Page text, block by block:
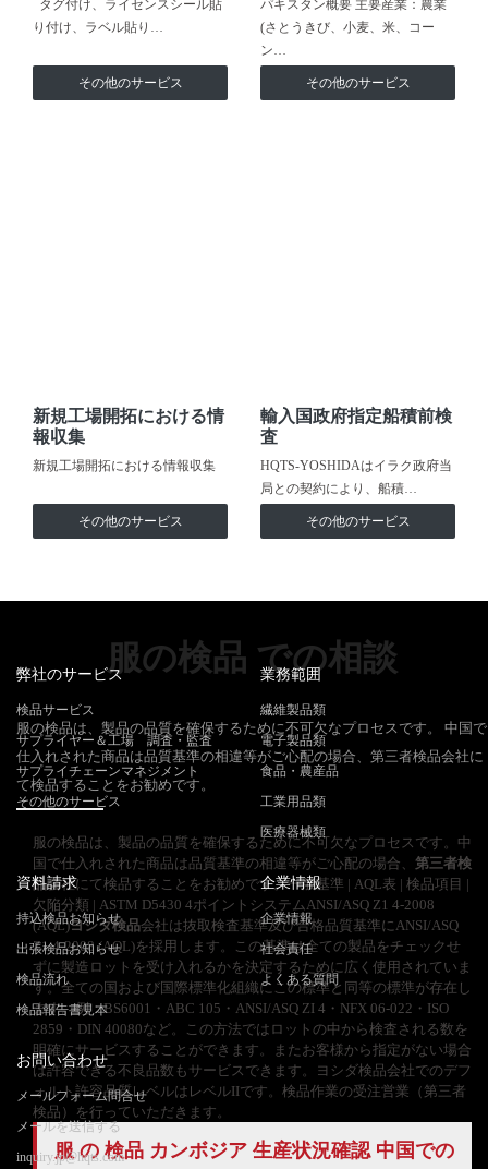
タグ付け、ライセンスシール貼
り付け、ラベル貼り…
その他のサービス
パキスタン概要 主要産業：農業
(さとうきび、小麦、米、コー
ン…
その他のサービス
新規工場開拓における情
報収集
新規工場開拓における情報収集
その他のサービス
輸入国政府指定船積前検
査
HQTS-YOSHIDAはイラク政府当
局との契約により、船積…
その他のサービス
服の検品 での相談
服の検品は、製品の品質を確保するために不可欠なプロセスです。 中国で
仕入れされた商品は品質基準の相違等がご心配の場合、第三者検品会社に
て検品することをお勧めです。
服の検品は、製品の品質を確保するために不可欠なプロセスです。中
国で仕入れされた商品は品質基準の相違等がご心配の場合、 第三者検
品会社にて検品することをお勧めです。一般基準 | AQL表 | 検品項目 |
欠陥分類 | ASTM D5430 4ポイントシステムANSI/ASQ Z1 4-2008
(AQL)ヨシダ検品会社は抜取検査基準及び合格品質基準にANSI/ASQ
Z1 4-2008 (AQL)を採用します。この基準は全ての製品をチェックせ
ずに製造ロットを受け入れるかを決定するために広く使用されていま
す。全ての国および国際標準化組織にこの標準と同等の標準が存在し
ます。例：BS6001・ABC 105・ANSI/ASQ ZI 4・NFX 06-022・ISO
2859・DIN 40080など。この方法ではロットの中から検査される数を
明確にサービスすることができます。またお客様から指定がない場合
は許容できる不良品数もサービスできます。ヨシダ検品会社でのデフ
ォルト許容品質レベルはレベルIIです。検品作業の受注営業（第三者
検品）を行っていただきます。
服 の 検品 カンボジア 生産状況確認 中国での
弊社のサービス
検品サービス
サプライヤー＆工場 調査・監査
サプライチェーンマネジメント
その他のサービス
業務範囲
繊維製品類
電子製品類
食品・農産品
工業用品類
医療器械類
資料請求
持込検品お知らせ
出張検品お知らせ
検品流れ
検品報告書見本
企業情報
企業情報
社会責任
よくある質問
お問い合わせ
メールフォーム問合せ
メールを送信する
inquiry.jp@hqts.com